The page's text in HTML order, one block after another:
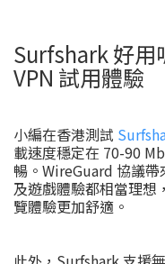
Surfshark 好用
VPN 試用體驗
小編在香港測試
載速度穩定在 70-90
暢。WireGuard 協議
及遊戲體驗都相當理想
覽體驗更加舒適。